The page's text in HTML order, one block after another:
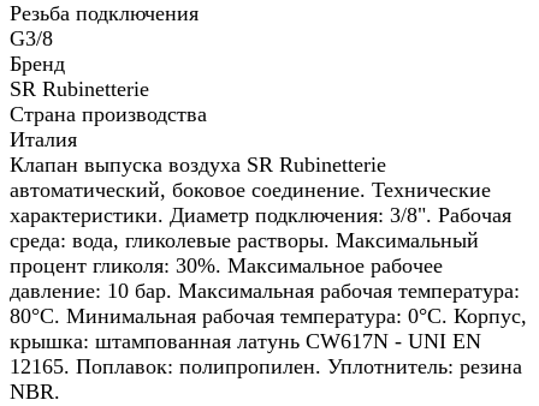
Резьба подключения
G3/8
Бренд
SR Rubinetterie
Страна производства
Италия
Клапан выпуска воздуха SR Rubinetterie
автоматический, боковое соединение. Технические
характеристики. Диаметр подключения: 3/8". Рабочая
среда: вода, гликолевые растворы. Максимальный
процент гликоля: 30%. Максимальное рабочее
давление: 10 бар. Максимальная рабочая температура:
80°C. Минимальная рабочая температура: 0°C. Корпус,
крышка: штампованная латунь CW617N - UNI EN
12165. Поплавок: полипропилен. Уплотнитель: резина
NBR.